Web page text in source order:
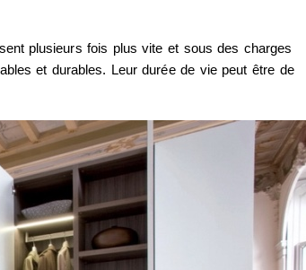
plusieurs fois plus vite et sous des charges
et durables. Leur durée de vie peut être de